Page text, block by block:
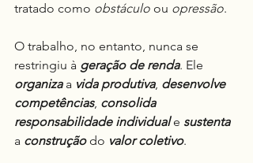
tratado como obstáculo ou opressão.
O trabalho, no entanto, nunca se
restringiu à geração de renda. Ele
organiza a vida produtiva, desenvolve
competências, consolida
responsabilidade individual e sustenta
a construção do valor coletivo.